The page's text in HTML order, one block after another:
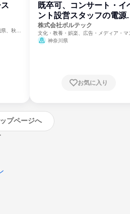
、秋田
島県、
既卒可、コンサート・イ
ント設営スタッフの電源
門
株式会社ボルテック
文化・教養・娯楽、広告・メディア・マ
ミ、電力・ガス・水道・エネルギー
神奈川県
お気に入り
ップページへ